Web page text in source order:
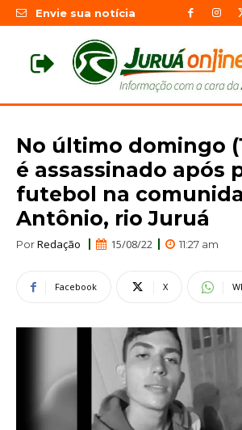
Envie sua notícia
No último domingo
é assassinado após
futebol na
Antônio, rio Juruá
PorRedação 15/08/22 11:27 am
Facebook X